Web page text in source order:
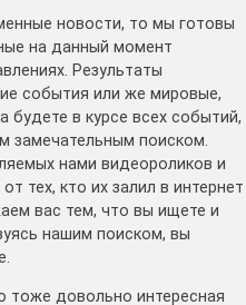
новости, то мы готовы
на данный момент
Результаты
события или же мировые,
в курсе всех событий,
замечательным поиском.
нами видеороликов и
тех, кто их залил в интернет
вас тем, что вы ищете и
нашим поиском, вы
тоже довольно интересная